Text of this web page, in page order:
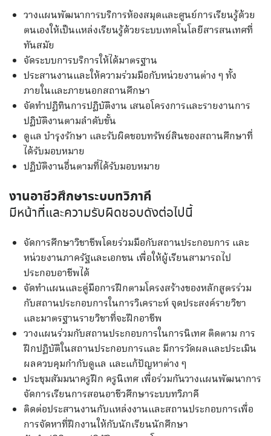
วางแผนพัฒนาการบริการห้องสมุดและศูนย์การเรียนรู้ด้วย
ตนเองให้เป็นแหล่งเรียนรู้ด้วยระบบเทคโนโลยีสารสนเทศที่
ทันสมัย
จัดระบบการบริการให้ได้มาตรฐาน
ประสานงานและให้ความร่วมมือกับหน่วยงานต่าง ๆ ทั้ง
ภายในและภายนอกสถานศึกษา
จัดทำปฏิทินการปฏิบัติงาน เสนอโครงการและรายงานการ
ปฏิบัติงานตามลำดับขั้น
ดูแล บำรุงรักษา และรับผิดชอบทรัพย์สินชองสถานศึกษาที่
ได้รับมอบหมาย
ปฏิบัติงานอื่นตามที่ได้รับมอบหมาย
งานอาชีวศึกษาระบบทวิภาคี
มีหน้าที่และความรับผิดชอบดังต่อไปนี้
จัดการศึกษาวิชาชีพโดยร่วมมือกับสถานประกอบการ และ
หน่วยงานภาครัฐและเอกชน เพื่อให้ผู้เรียนสามารถไป
ประกอบอาชีพได้
จัดทำแผนและคู่มือการฝึกตามโครงสร้างของหลักสูตรร่วม
กับสถานประกอบการในการวิเคราะห์ จุดประสงค์รายวิชา
และมาตรฐานรายวิชาที่จะฝึกอาชีพ
วางแผนร่วมกับสถานประกอบการในการนิเทศ ติดตาม การ
ฝึกปฏิบัติในสถานประกอบการและ มีการวัดผลและประเมิน
ผลควบคุมกำกับดูแล และแก้ปัญหาต่าง ๆ
ประชุมสัมมนาครูฝึก ครูนิเทศ เพื่อร่วมกันวางแผนพัฒนาการ
จัดการเรียนการสอนอาชีวศึกษาระบบทวิภาคี
ติดต่อประสานงานกับแหล่งงานและสถานประกอบการเพื่อ
การจัดหาที่ฝึกงานให้กับนักเรียนนักศึกษา